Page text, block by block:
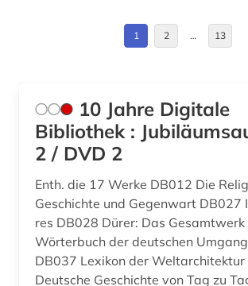
christentum (4)
coluccio salutati (1)
cristoforo landino (1)
demotisch (1)
deutsch (14)
deutschland (1)
Spanien (1)
Vatikanstadt (1)
1 2 … 13
10 Jahre Digitale
Bibliothek :
2 / DVD 2
Enth. die 17 Werke DB012 Die Religion in
Geschichte und Gegenwart DB027
res DB028 Dürer: Das
Wörterbuch der deutschen
DB037 Lexikon der Weltarchitektur
Deutsche Geschichte von Tag zu